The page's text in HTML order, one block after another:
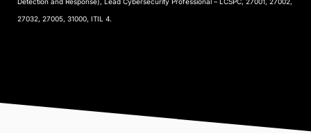
27032, 27005, 31000, ITIL 4.​